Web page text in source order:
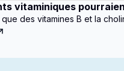
vitaminiques
du glaucome
des vitamines B et la